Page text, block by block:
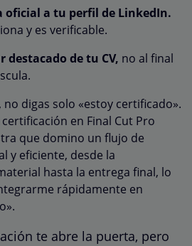
oficial a tu perfil de LinkedIn.
y es verificable.
destacado de tu CV, no al final
no digas solo «estoy certificado».
en Final Cut Pro
que domino un flujo de
y eficiente, desde la
hasta la entrega final, lo
rápidamente en
te abre la puerta, pero